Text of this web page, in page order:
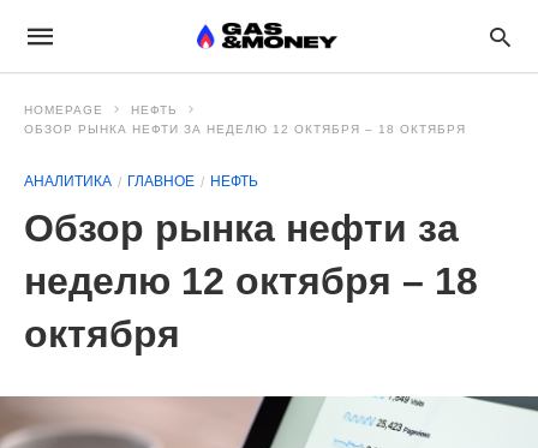
HOMEPAGE
НЕФТЬ
ОБЗОР РЫНКА НЕФТИ ЗА НЕДЕЛЮ 12 ОКТЯБРЯ – 18 ОКТЯБРЯ
АНАЛИТИКА ГЛАВНОЕ НЕФТЬ
Обзор рынка нефти за
неделю 12 октября – 18
октября